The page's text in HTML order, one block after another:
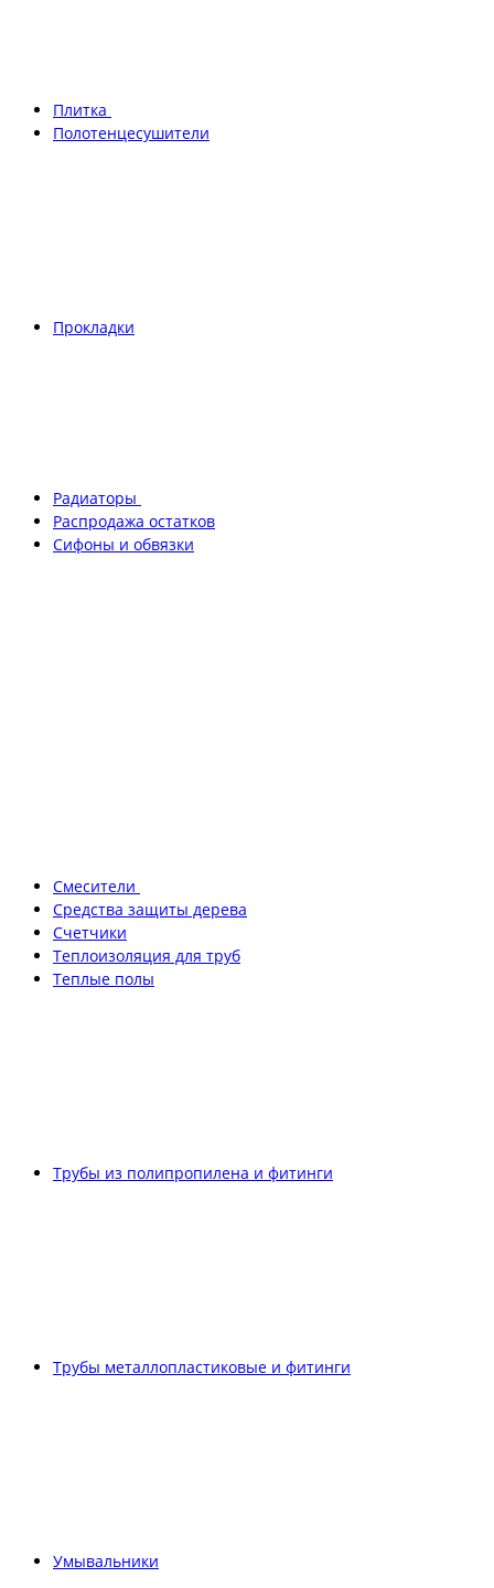
Плитка
Полотенцесушители
Прокладки
Радиаторы
Распродажа остатков
Сифоны и обвязки
Смесители
Средства защиты дерева
Счетчики
Теплоизоляция для труб
Теплые полы
Трубы из полипропилена и фитинги
Трубы металлопластиковые и фитинги
Умывальники